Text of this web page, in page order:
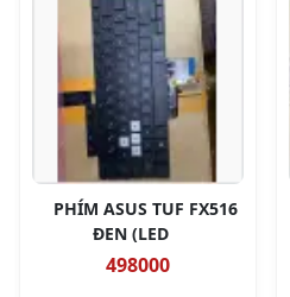
PHÍM ASUS TUF FX516
ĐEN (LED
498000